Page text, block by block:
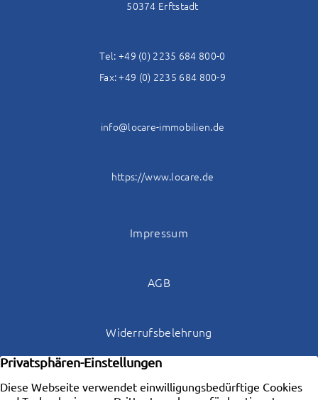
50374 Erftstadt
Tel: +49 (0) 2235 684 800-0
Fax: +49 (0) 2235 684 800-9
info@locare-immobilien.de
https://www.locare.de
Impressum
AGB
Widerrufsbelehrung
Datenschutz